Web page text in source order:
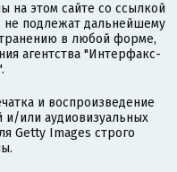
на этом сайте со ссылкой
не подлежат дальнейшему
в любой форме,
агентства "Интерфакс-
и воспроизведение
или аудиовизуальных
Getty Images строго